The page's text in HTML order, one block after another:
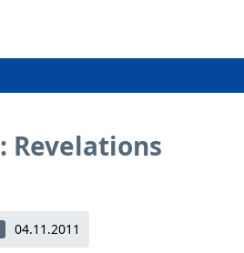
Revelations
04.11.2011